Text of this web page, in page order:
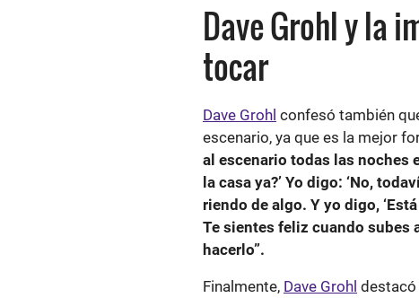
Dave Grohl y la
tocar
Dave Grohl confesó también
escenario, ya que es la mejor
al escenario todas las noches
la casa ya?’ Yo digo: ‘No,
riendo de algo. Y yo digo,
Te sientes feliz cuando subes
hacerlo”.
Finalmente, Dave Grohl destacó